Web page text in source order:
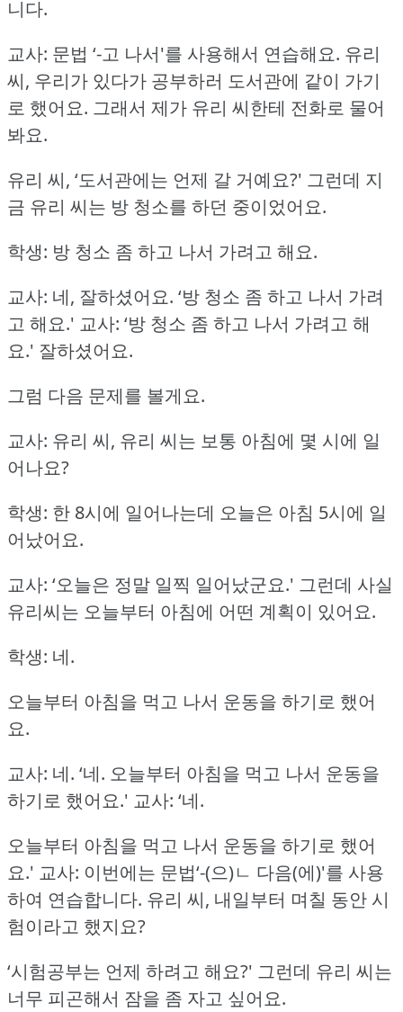
니다.
교사: 문법 ‘-고 나서'를 사용해서 연습해요. 유리
씨, 우리가 있다가 공부하러 도서관에 같이 가기
로 했어요. 그래서 제가 유리 씨한테 전화로 물어
봐요.
유리 씨, ‘도서관에는 언제 갈 거예요?' 그런데 지
금 유리 씨는 방 청소를 하던 중이었어요.
학생: 방 청소 좀 하고 나서 가려고 해요.
교사: 네, 잘하셨어요. ‘방 청소 좀 하고 나서 가려
고 해요.' 교사: ‘방 청소 좀 하고 나서 가려고 해
요.' 잘하셨어요.
그럼 다음 문제를 볼게요.
교사: 유리 씨, 유리 씨는 보통 아침에 몇 시에 일
어나요?
학생: 한 8시에 일어나는데 오늘은 아침 5시에 일
어났어요.
교사: ‘오늘은 정말 일찍 일어났군요.' 그런데 사실
유리씨는 오늘부터 아침에 어떤 계획이 있어요.
학생: 네.
오늘부터 아침을 먹고 나서 운동을 하기로 했어
요.
교사: 네. ‘네. 오늘부터 아침을 먹고 나서 운동을
하기로 했어요.' 교사: ‘네.
오늘부터 아침을 먹고 나서 운동을 하기로 했어
요.' 교사: 이번에는 문법‘-(으)ㄴ 다음(에)'를 사용
하여 연습합니다. 유리 씨, 내일부터 며칠 동안 시
험이라고 했지요?
‘시험공부는 언제 하려고 해요?' 그런데 유리 씨는
너무 피곤해서 잠을 좀 자고 싶어요.